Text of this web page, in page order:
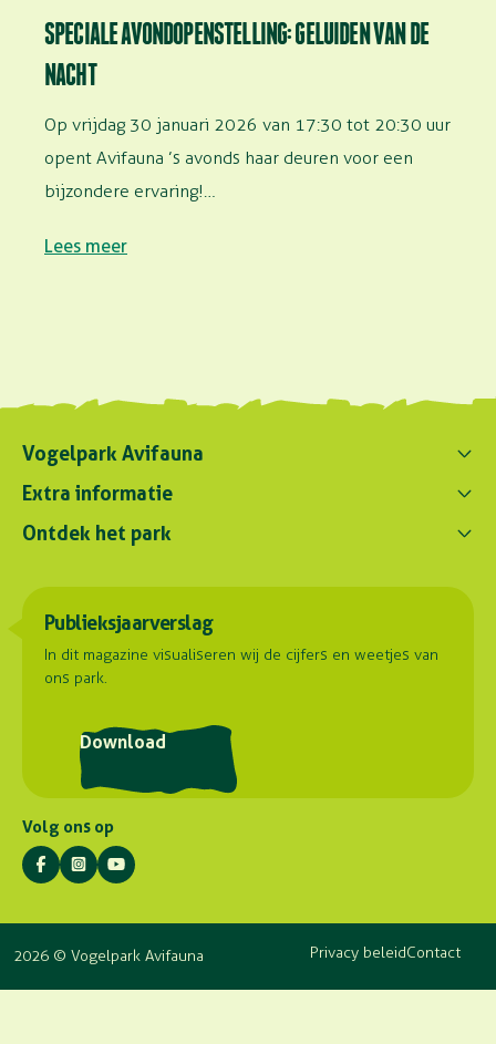
SPECIALE AVONDOPENSTELLING: GELUIDEN VAN DE
NACHT
Op vrijdag 30 januari 2026 van 17:30 tot 20:30 uur
opent Avifauna ’s avonds haar deuren voor een
bijzondere ervaring!…
Lees meer
Vogelpark Avifauna
Contact ons
0172 - 256 256
contact@avifauna.nl
Parkadres
Hoorn 59
2404 HG Alphen aan den Rijn
Routebeschrijving
Postadres
Stuyvesantlaan 23
2404 XN Alphen aan den Rijn
Extra informatie
Parkregelement
Duurzaamheid
Samenwerkingen
Contact
Ontdek het park
Onze dieren
Plattegrond
Publieksjaarverslag
In dit magazine visualiseren wij de cijfers en weetjes van
ons park.
Download
Volg ons op
2026 © Vogelpark Avifauna Privacy beleidContact